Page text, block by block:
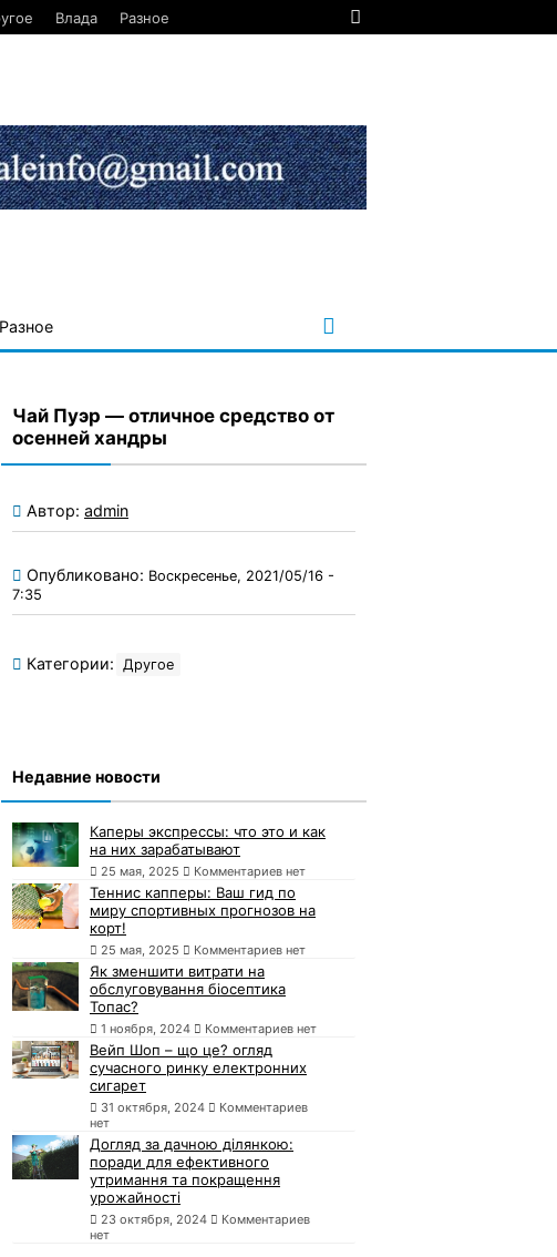
Влада Разное
Разное
Чай Пуэр — отличное средство от
осенней хандры
Автор: admin
Опубликовано: Воскресенье, 2021/05/16 -
7:35
Категории: Другое
Недавние новости
Каперы экспрессы: что это и как
на них зарабатывают
25 мая, 2025 Комментариев нет
Теннис капперы: Ваш гид по
миру спортивных прогнозов на
корт!
25 мая, 2025 Комментариев нет
Як зменшити витрати на
обслуговування біосептика
Топас?
1 ноября, 2024 Комментариев нет
Вейп Шоп – що це? огляд
сучасного ринку електронних
сигарет
31 октября, 2024
Комментариев
нет
Догляд за дачною ділянкою:
поради для ефективного
утримання та покращення
урожайності
23 октября, 2024
Комментариев
нет